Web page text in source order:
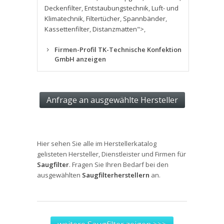
Deckenfilter,Entstaubungstechnik,Luft- und
Klimatechnik,Filtertücher, Spannbänder,
Kassettenfilter,Distanzmatten">,
Firmen-Profil TK-Technische Konfektion
GmbH anzeigen
Hier sehen Sie alle im Herstellerkatalog
gelisteten Hersteller, Dienstleister und Firmen für
Saugfilter. Fragen Sie Ihren Bedarf bei den
ausgewählten Saugfilterherstellern an.